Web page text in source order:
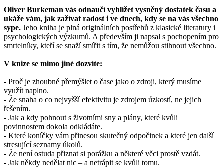
Oliver Burkeman vás odnaučí vyhlížet vysněný dostatek času a
ukáže vám, jak zažívat radost i ve dnech, kdy se na vás všechno
sype. Jeho kniha je plná originálních postřehů z klasické literatury i
psychologických výzkumů. A především ji napsal s pochopením pro
smrtelníky, kteří se snaží smířit s tím, že nemůžou stihnout všechno.
V knize se mimo jiné dozvíte:
- Proč je zhoubné přemýšlet o čase jako o zdroji, který musíme
využít naplno.
- Že snaha o co nejvyšší efektivitu je zdrojem úzkostí, ne jejich
řešením.
- Jak a kdy pohnout s životními sny a plány, které kvůli
povinnostem dokola odkládáte.
- Které koníčky vám přinesou skutečný odpočinek a které jen další
stresující seznamy úkolů.
- Že není ostuda přiznat si porážku a některé věci prostě vzdát.
- Jak někdy nedělat nic – a netrápit se kvůli tomu.